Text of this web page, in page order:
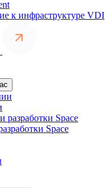
к инфраструктуре VDI
Space